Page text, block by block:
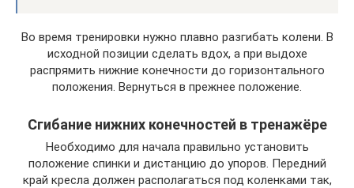
Во время тренировки нужно плавно разгибать колени. В
исходной позиции сделать вдох, а при выдохе
распрямить нижние конечности до горизонтального
положения. Вернуться в прежнее положение.
Сгибание нижних конечностей в тренажёре
Необходимо для начала правильно установить
положение спинки и дистанцию до упоров. Передний
край кресла должен располагаться под коленками так,